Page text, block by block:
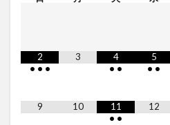
2
• • •
3
4
• •
5
• •
9 10
11
• •
12